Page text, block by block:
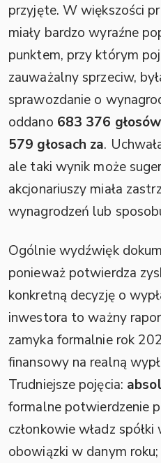
przyjęte. W większości
miały bardzo wyraźne
punktem, przy którym
zauważalny sprzeciw,
sprawozdanie o
oddano 683 376
579 głosach za.
ale taki wynik może
akcjonariuszy miała
wynagrodzeń lub
Ogólnie wydźwięk
ponieważ potwierdza
konkretną decyzję o
inwestora to ważny
zamyka formalnie rok
finansowy na realną
Trudniejsze pojęcia:
formalne potwierdzenie
członkowie władz
obowiązki w danym roku;